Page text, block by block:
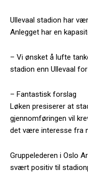
Ullevaal stadion har
Anlegget har en
– Vi ønsket å lufte
stadion enn Ullevaal
– Fantastisk forslag
Løken presiserer at
gjennomføringen vil
det være interesse fra
Gruppelederen i Oslo
svært positiv til